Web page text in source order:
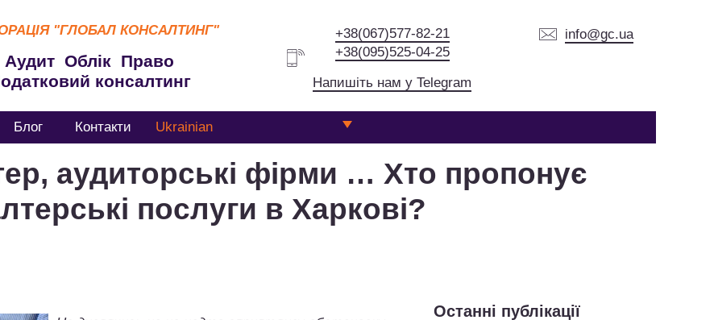
"ГЛОБАЛ КОНСАЛТИНГ"
Аудит Облік Право
консалтинг
+38(067)577-82-21
+38(095)525-04-25
Напишіть нам у Telegram
info@gc.ua
Блог Контакти Ukrainian
аудиторські фірми … Хто пропонує
послуги в Харкові?
Останні публікації